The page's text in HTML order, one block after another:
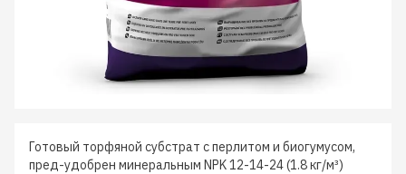
Готовый торфяной субстрат с перлитом и биогумусом,
пред-удобрен минеральным NPK 12-14-24 (1.8 кг/м³)